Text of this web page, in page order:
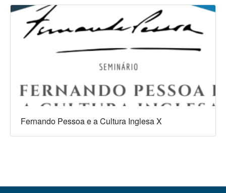
Fernando Pessoa e a Cultura Inglesa X